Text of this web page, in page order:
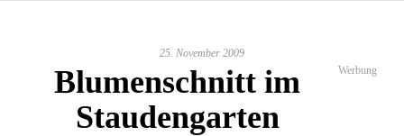
25. November 2009
Blumenschnitt im
Staudengarten
Werbung